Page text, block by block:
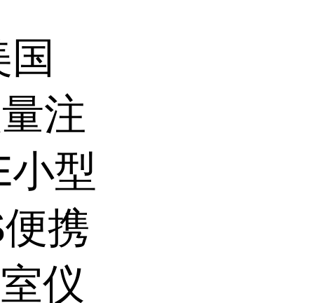
注
型
携
仪